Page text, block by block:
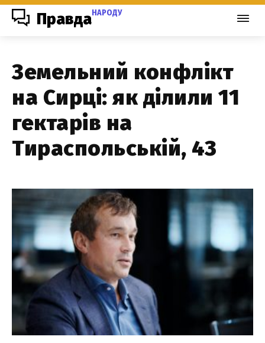
ПравдаНАРОДУ
Земельний конфлікт
на Сирці: як ділили 11
гектарів на
Тираспольській, 43